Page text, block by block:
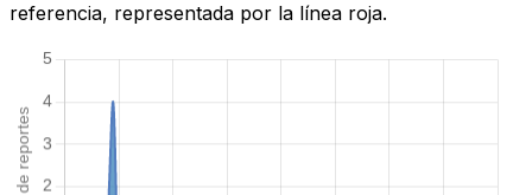
referencia, representada por la línea roja.